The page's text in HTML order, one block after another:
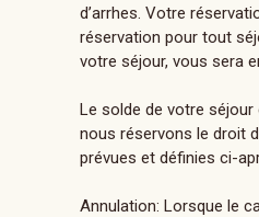
d’arrhes. Votre
réservation pour tout
votre séjour, vous sera
Le solde de votre séjour
nous réservons le droit
prévues et définies ci-
Annulation: Lorsque le